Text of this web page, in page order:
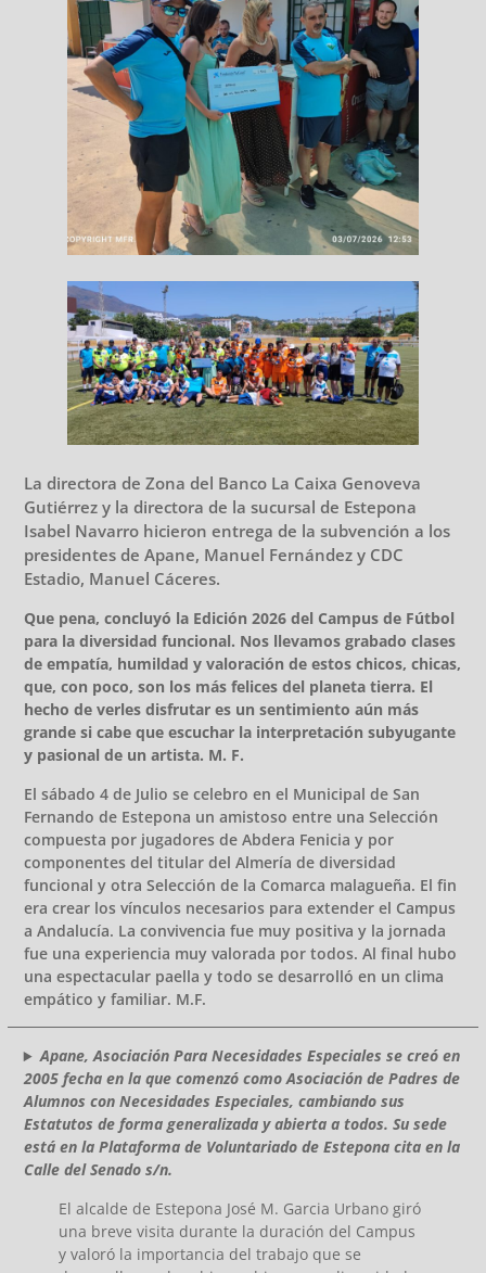
La directora de Zona del Banco La Caixa Genoveva
Gutiérrez y la directora de la sucursal de Estepona
Isabel Navarro hicieron entrega de la subvención a los
presidentes de Apane, Manuel Fernández y CDC
Estadio, Manuel Cáceres.
Que pena, concluyó la Edición 2026 del Campus de Fútbol
para la diversidad funcional. Nos llevamos grabado clases
de empatía, humildad y valoración de estos chicos, chicas,
que, con poco, son los más felices del planeta tierra. El
hecho de verles disfrutar es un sentimiento aún más
grande si cabe que escuchar la interpretación subyugante
y pasional de un artista. M. F.
El sábado 4 de Julio se celebro en el Municipal de San
Fernando de Estepona un amistoso entre una Selección
compuesta por jugadores de Abdera Fenicia y por
componentes del titular del Almería de diversidad
funcional y otra Selección de la Comarca malagueña. El fin
era crear los vínculos necesarios para extender el Campus
a Andalucía. La convivencia fue muy positiva y la jornada
fue una experiencia muy valorada por todos. Al final hubo
una espectacular paella y todo se desarrolló en un clima
empático y familiar. M.F.
Apane, Asociación Para Necesidades Especiales se creó en
2005 fecha en la que comenzó como Asociación de Padres de
Alumnos con Necesidades Especiales, cambiando sus
Estatutos de forma generalizada y abierta a todos. Su sede
está en la Plataforma de Voluntariado de Estepona cita en la
Calle del Senado s/n.
El alcalde de Estepona José M. Garcia Urbano giró
una breve visita durante la duración del Campus
y valoró la importancia del trabajo que se